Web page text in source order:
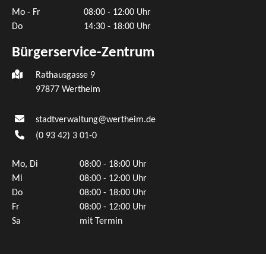
Mo - Fr
08:00 - 12:00 Uhr
Do
14:30 - 18:00 Uhr
Bürgerservice-Zentrum
Rathausgasse 9
97877 Wertheim
stadtverwaltung@wertheim.de
(0 93 42) 3 01-0
Mo, Di
08:00 - 18:00 Uhr
Mi
08:00 - 12:00 Uhr
Do
08:00 - 18:00 Uhr
Fr
08:00 - 12:00 Uhr
Sa
mit Termin